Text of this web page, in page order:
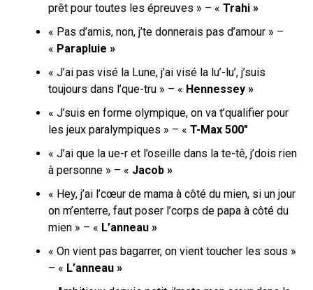
prêt pour toutes les épreuves » – « Trahi »
« Pas d’amis, non, j’te donnerais pas d’amour » –
« Parapluie »
« J’ai pas visé la Lune, j’ai visé la lu’-lu’, j’suis
toujours dans l’que-tru » – « Hennessey »
« J’suis en forme olympique, on va t’qualifier pour
les jeux paralympiques » – « T-Max 500″
« J’ai que la ue-r et l’oseille dans la te-tê, j’dois rien
à personne » – « Jacob »
« Hey, j’ai l’cœur de mama à côté du mien, si un jour
on m’enterre, faut poser l’corps de papa à côté du
mien » – « L’anneau »
« On vient pas bagarrer, on vient toucher les sous »
– « L’anneau »